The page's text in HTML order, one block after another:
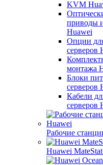
KVM
приводы
Huawei
Опции
серверов
монтажа
Блоки
серверов
Кабели
серверов
Рабочие
Huawei